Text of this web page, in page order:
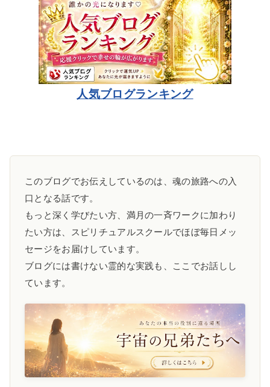
人気ブログランキング
このブログでお伝えしているのは、魂の旅路への入
口となる話です。
もっと深く学びたい方、満月の一斉ワークに加わり
たい方は、スピリチュアルスクールでほぼ毎日メッ
セージをお届けしています。
ブログには書けない霊的な実践も、ここでお話しし
ています。